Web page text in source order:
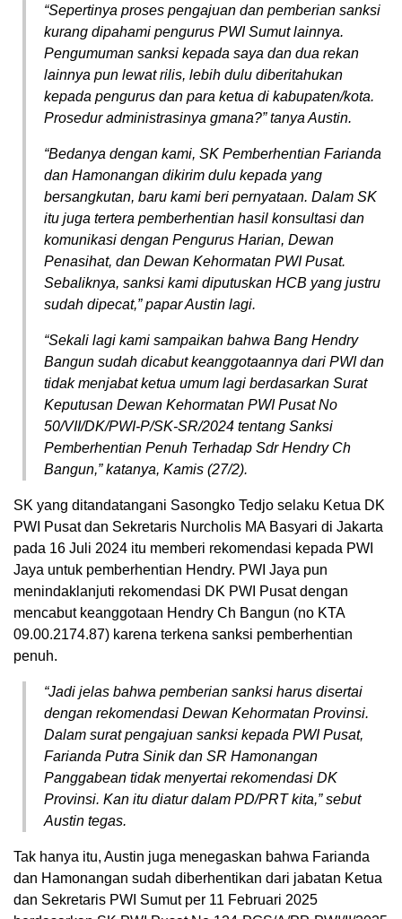
“Sepertinya proses pengajuan dan pemberian sanksi
kurang dipahami pengurus PWI Sumut lainnya.
Pengumuman sanksi kepada saya dan dua rekan
lainnya pun lewat rilis, lebih dulu diberitahukan
kepada pengurus dan para ketua di kabupaten/kota.
Prosedur administrasinya gmana?” tanya Austin.
“Bedanya dengan kami, SK Pemberhentian Farianda
dan Hamonangan dikirim dulu kepada yang
bersangkutan, baru kami beri pernyataan. Dalam SK
itu juga tertera pemberhentian hasil konsultasi dan
komunikasi dengan Pengurus Harian, Dewan
Penasihat, dan Dewan Kehormatan PWI Pusat.
Sebaliknya, sanksi kami diputuskan HCB yang justru
sudah dipecat,” papar Austin lagi.
“Sekali lagi kami sampaikan bahwa Bang Hendry
Bangun sudah dicabut keanggotaannya dari PWI dan
tidak menjabat ketua umum lagi berdasarkan Surat
Keputusan Dewan Kehormatan PWI Pusat No
50/VII/DK/PWI-P/SK-SR/2024 tentang Sanksi
Pemberhentian Penuh Terhadap Sdr Hendry Ch
Bangun,” katanya, Kamis (27/2).
SK yang ditandatangani Sasongko Tedjo selaku Ketua DK
PWI Pusat dan Sekretaris Nurcholis MA Basyari di Jakarta
pada 16 Juli 2024 itu memberi rekomendasi kepada PWI
Jaya untuk pemberhentian Hendry. PWI Jaya pun
menindaklanjuti rekomendasi DK PWI Pusat dengan
mencabut keanggotaan Hendry Ch Bangun (no KTA
09.00.2174.87) karena terkena sanksi pemberhentian
penuh.
“Jadi jelas bahwa pemberian sanksi harus disertai
dengan rekomendasi Dewan Kehormatan Provinsi.
Dalam surat pengajuan sanksi kepada PWI Pusat,
Farianda Putra Sinik dan SR Hamonangan
Panggabean tidak menyertai rekomendasi DK
Provinsi. Kan itu diatur dalam PD/PRT kita,” sebut
Austin tegas.
Tak hanya itu, Austin juga menegaskan bahwa Farianda
dan Hamonangan sudah diberhentikan dari jabatan Ketua
dan Sekretaris PWI Sumut per 11 Februari 2025